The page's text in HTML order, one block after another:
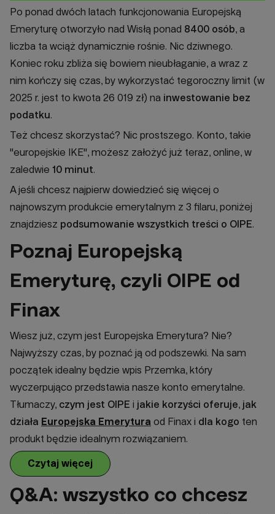
Po ponad dwóch latach funkcjonowania Europejską
Emeryturę otworzyło nad Wisłą ponad 8400 osób, a
liczba ta wciąż dynamicznie rośnie. Nic dziwnego.
Koniec roku zbliża się bowiem nieubłaganie, a wraz z
nim kończy się czas, by wykorzystać tegoroczny limit (w
2025 r. jest to kwota 26 019 zł) na inwestowanie bez
podatku.
Też chcesz skorzystać? Nic prostszego. Konto, takie
"europejskie IKE", możesz założyć już teraz, online, w
zaledwie 10 minut.
A jeśli chcesz najpierw dowiedzieć się więcej o
najnowszym produkcie emerytalnym z 3 filaru, poniżej
znajdziesz podsumowanie wszystkich treści o OIPE.
Poznaj Europejską
Emeryturę, czyli OIPE od
Finax
Wiesz już, czym jest Europejska Emerytura? Nie?
Najwyższy czas, by poznać ją od podszewki. Na sam
początek idealny będzie wpis Przemka, który
wyczerpująco przedstawia nasze konto emerytalne.
Tłumaczy, czym jest OIPE i jakie korzyści oferuje, jak
działa Europejska Emerytura od Finax i dla kogo ten
produkt będzie idealnym rozwiązaniem.
Czytaj więcej
Q&A: wszystko co chcesz